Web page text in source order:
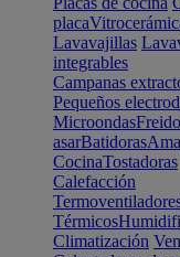
placa
Lavavajillas
integrables
Campanas
Pequeños
Microondas
asarBatidoras
CocinaTostadoras
Calefacción
Térmicos
Climatización